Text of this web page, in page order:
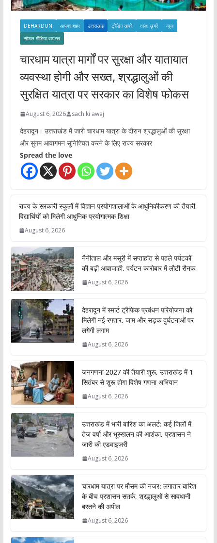
DEHARDUN आपका शहर उत्तराखंड ट्रेंडिंग खबरें ताज़ा ख़बरें
न्यूज़
सोशल मीडिया वायरल
चारधाम यात्रा मार्गों पर सुरक्षा और यातायात
व्यवस्था होगी और सख्त, श्रद्धालुओं की
सुरक्षित यात्रा पर सरकार का विशेष फोकस
August 6, 2026 sach ki awaj
देहरादून। उत्तराखंड में जारी चारधाम यात्रा के दौरान श्रद्धालुओं की सुरक्षा
और सुगम आवागमन सुनिश्चित करने के लिए राज्य सरकार
Spread the love
राज्य के सरकारी स्कूलों में विज्ञान प्रयोगशालाओं के आधुनिकीकरण की तैयारी,
विद्यार्थियों को मिलेगी आधुनिक प्रयोगात्मक शिक्षा
August 6, 2026
नैनीताल और मसूरी में सप्ताहांत से पहले पर्यटकों
की बढ़ी आवाजाही, पर्यटन कारोबार में लौटी रौनक
August 6, 2026
देहरादून में स्मार्ट ट्रैफिक प्रबंधन परियोजना को
मिलेगी नई रफ्तार, जाम और सड़क दुर्घटनाओं पर
लगेगी लगाम
August 6, 2026
जनगणना 2027 की तैयारी शुरू, उत्तराखंड में 1
सितंबर से शुरू होगा विशेष गणना अभियान
August 6, 2026
उत्तराखंड में भारी बारिश का अलर्ट: कई जिलों में
तेज वर्षा और भूस्खलन की आशंका, प्रशासन ने
जारी की एडवाइजरी
August 6, 2026
चारधाम यात्रा पर मौसम की नजर: लगातार बारिश
के बीच प्रशासन सतर्क, श्रद्धालुओं से सावधानी
बरतने की अपील
August 6, 2026